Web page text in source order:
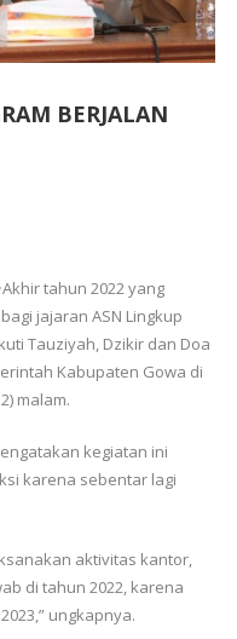
BERJALAN
tahun 2022 yang
jajaran ASN Lingkup
Tauziyah, Dzikir dan Doa
Kabupaten Gowa di
malam.
kegiatan ini
karena sebentar lagi
aktivitas kantor,
di tahun 2022, karena
ungkapnya.